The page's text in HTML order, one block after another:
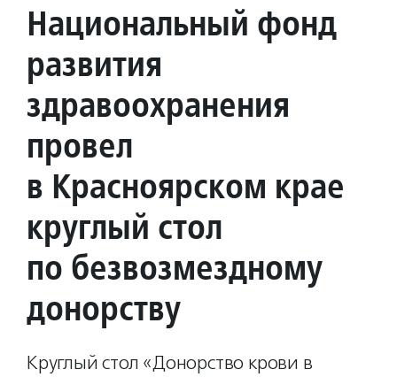
Национальный фонд
развития
здравоохранения
провел
в Красноярском крае
круглый стол
по безвозмездному
донорству
Круглый стол «Донорство крови в